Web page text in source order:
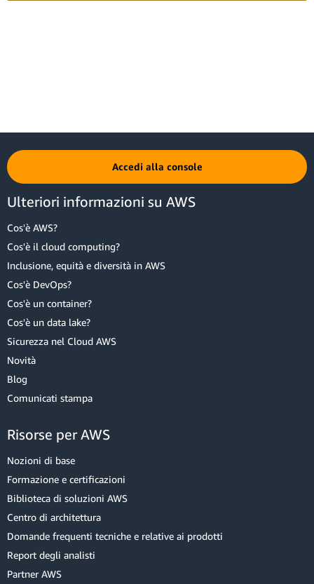
Accedi alla console
Ulteriori informazioni su AWS
Cos'è AWS?
Cos'è il cloud computing?
Inclusione, equità e diversità in AWS
Cos'è DevOps?
Cos'è un container?
Cos'è un data lake?
Sicurezza nel Cloud AWS
Novità
Blog
Comunicati stampa
Risorse per AWS
Nozioni di base
Formazione e certificazioni
Biblioteca di soluzioni AWS
Centro di architettura
Domande frequenti tecniche e relative ai prodotti
Report degli analisti
Partner AWS